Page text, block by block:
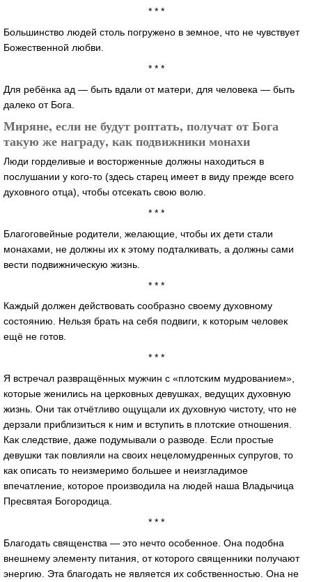
* * *
Большинство людей столь погружено в земное, что не чувствует
Божественной любви.
* * *
Для ребёнка ад — быть вдали от матери, для человека — быть
далеко от Бога.
Миряне, если не будут роптать, получат от Бога
такую же награду, как подвижники монахи
Люди горделивые и восторженные должны находиться в
послушании у кого-то (здесь старец имеет в виду прежде всего
духовного отца), чтобы отсекать свою волю.
* * *
Благоговейные родители, желающие, чтобы их дети стали
монахами, не должны их к этому подталкивать, а должны сами
вести подвижническую жизнь.
* * *
Каждый должен действовать сообразно своему духовному
состоянию. Нельзя брать на себя подвиги, к которым человек
ещё не готов.
* * *
Я встречал развращённых мужчин с «плотским мудрованием»,
которые женились на церковных девушках, ведущих духовную
жизнь. Они так отчётливо ощущали их духовную чистоту, что не
дерзали приблизиться к ним и вступить в плотские отношения.
Как следствие, даже подумывали о разводе. Если простые
девушки так повлияли на своих нецеломудренных супругов, то
как описать то неизмеримо большее и неизгладимое
впечатление, которое производила на людей наша Владычица
Пресвятая Богородица.
* * *
Благодать священства — это нечто особенное. Она подобна
внешнему элементу питания, от которого священники получают
энергию. Эта благодать не является их собственностью. Она не